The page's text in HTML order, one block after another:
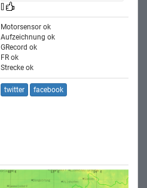
Motorsensor ok
Aufzeichnung ok
GRecord ok
FR ok
Strecke ok
twitter facebook